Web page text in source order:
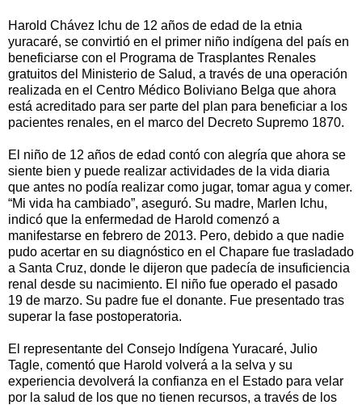
Harold Chávez Ichu de 12 años de edad de la etnia
yuracaré, se convirtió en el primer niño indígena del país en
beneficiarse con el Programa de Trasplantes Renales
gratuitos del Ministerio de Salud, a través de una operación
realizada en el Centro Médico Boliviano Belga que ahora
está acreditado para ser parte del plan para beneficiar a los
pacientes renales, en el marco del Decreto Supremo 1870.
El niño de 12 años de edad contó con alegría que ahora se
siente bien y puede realizar actividades de la vida diaria
que antes no podía realizar como jugar, tomar agua y comer.
“Mi vida ha cambiado”, aseguró. Su madre, Marlen Ichu,
indicó que la enfermedad de Harold comenzó a
manifestarse en febrero de 2013. Pero, debido a que nadie
pudo acertar en su diagnóstico en el Chapare fue trasladado
a Santa Cruz, donde le dijeron que padecía de insuficiencia
renal desde su nacimiento. El niño fue operado el pasado
19 de marzo. Su padre fue el donante. Fue presentado tras
superar la fase postoperatoria.
El representante del Consejo Indígena Yuracaré, Julio
Tagle, comentó que Harold volverá a la selva y su
experiencia devolverá la confianza en el Estado para velar
por la salud de los que no tienen recursos, a través de los